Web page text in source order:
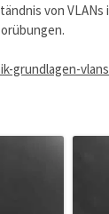
von
grundlagen-